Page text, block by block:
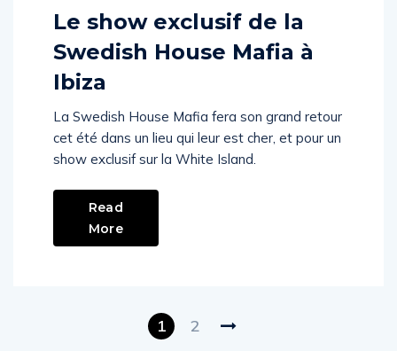
Le show exclusif de la
Swedish House Mafia à
Ibiza
La Swedish House Mafia fera son grand retour
cet été dans un lieu qui leur est cher, et pour un
show exclusif sur la White Island.
Read
More
1 2